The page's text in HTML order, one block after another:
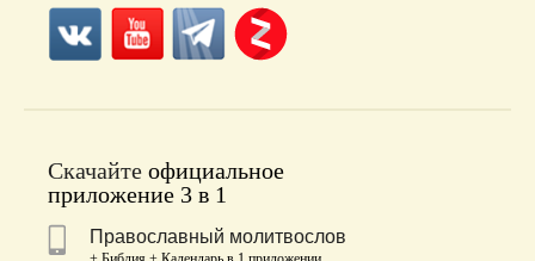
Скачайте официальное
приложение 3 в 1
Православный молитвослов